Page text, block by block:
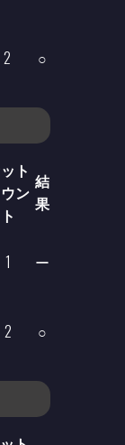
2 ○
ト
ン
ト
結
果
1 ー
2 ○